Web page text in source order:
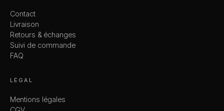
Contact
Livraison
Retours & échanges
Suivi de commande
FAQ
LÉGAL
Mentions légales